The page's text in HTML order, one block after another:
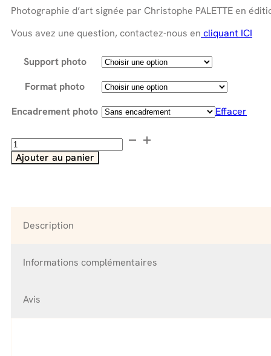
698.00 €
Photographie d’art signée par Christophe PALETTE en
Vous avez une question, contactez-nous en cliquant ICI
Support photo
Format photo
Encadrement photo
Effacer
quantité
de
Stimulation
"Pour
Ajouter au panier
Description
Informations complémentaires
Avis